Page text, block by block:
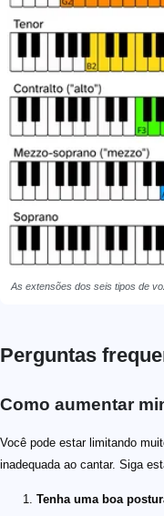
As extensões dos seis tipos de
Perguntas
Como aumentar
Você pode estar limitando
inadequada ao cantar. Siga
Tenha uma boa